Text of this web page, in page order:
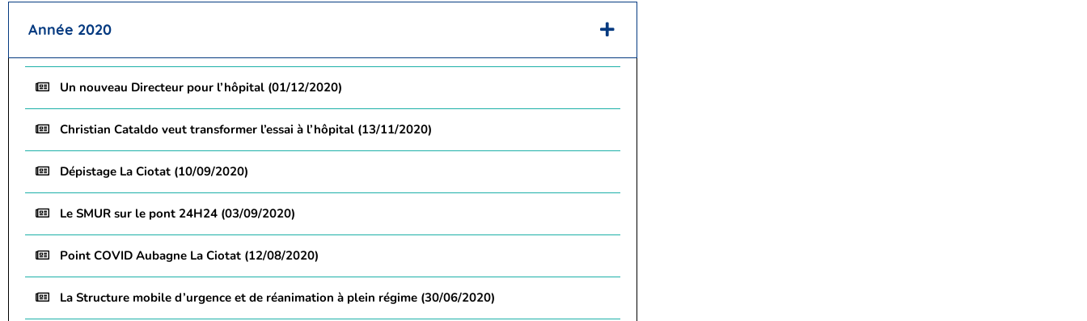
Année 2020
Un nouveau Directeur pour l’hôpital (01/12/2020)
Christian Cataldo veut transformer l’essai à l’hôpital (13/11/2020)
Dépistage La Ciotat (10/09/2020)
Le SMUR sur le pont 24H24 (03/09/2020)
Point COVID Aubagne La Ciotat (12/08/2020)
La Structure mobile d’urgence et de réanimation à plein régime (30/06/2020)